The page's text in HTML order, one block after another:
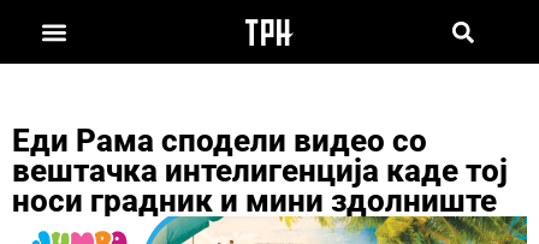
Еди Рама сподели видео со
вештачка интелигенција каде тој
носи градник и мини здолниште